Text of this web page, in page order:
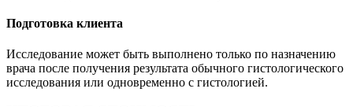
Подготовка клиента
Исследование может быть выполнено только по назначению
врача после получения результата обычного гистологического
исследования или одновременно с гистологией.